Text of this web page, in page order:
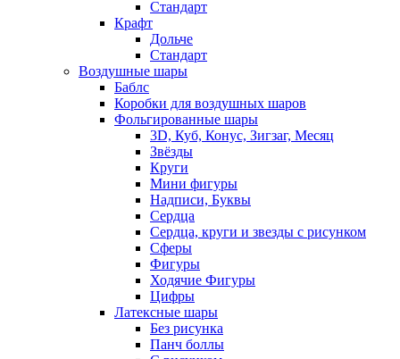
Стандарт
Крафт
Дольче
Стандарт
Воздушные шары
Баблс
Коробки для воздушных шаров
Фольгированные шары
3D, Куб, Конус, Зигзаг, Месяц
Звёзды
Круги
Мини фигуры
Надписи, Буквы
Сердца
Сердца, круги и звезды с рисунком
Сферы
Фигуры
Ходячие Фигуры
Цифры
Латексные шары
Без рисунка
Панч боллы